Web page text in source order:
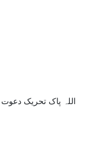
اللہ پاک تحریک